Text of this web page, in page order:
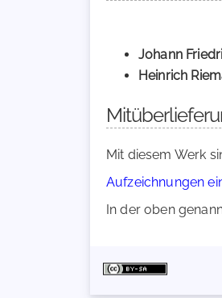
Johann
Heinrich
Mit diesem Werk
Aufzeichnungen
In der oben